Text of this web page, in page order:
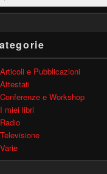
Articoli e Pubblicazioni
Attestati
Conferenze e Workshop
I miei libri
Radio
Televisione
Varie